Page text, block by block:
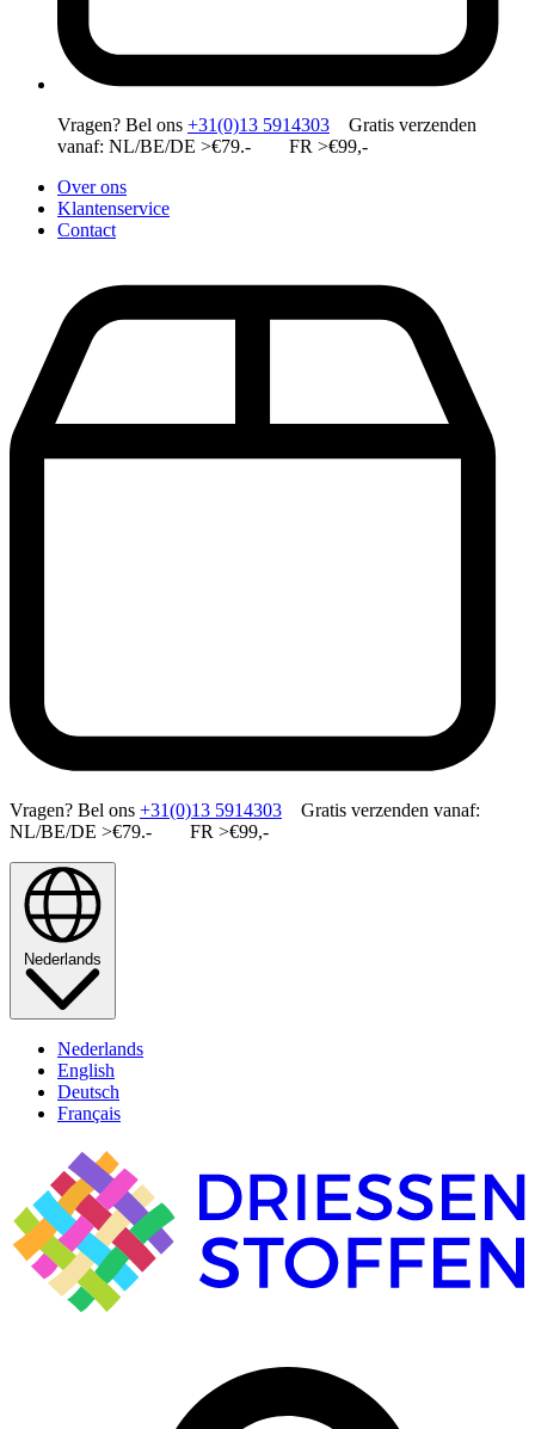
Vragen? Bel ons +31(0)13 5914303 Gratis verzenden
vanaf: NL/BE/DE >€79.- FR >€99,-
Over ons
Klantenservice
Contact
Vragen? Bel ons +31(0)13 5914303 Gratis verzenden vanaf:
NL/BE/DE >€79.- FR >€99,-
Nederlands
Nederlands
English
Deutsch
Français